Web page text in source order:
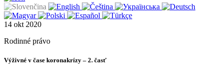
14 okt 2020
Rodinné právo
Výživné v čase koronakrízy – 2. časť